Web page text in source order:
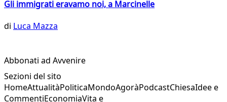
Gli immigrati eravamo noi, a Marcinelle
di Luca Mazza
Abbonati ad Avvenire
Sezioni del sito
HomeAttualitàPoliticaMondoAgoràPodcastChiesaIdee e
CommentiEconomiaVita e